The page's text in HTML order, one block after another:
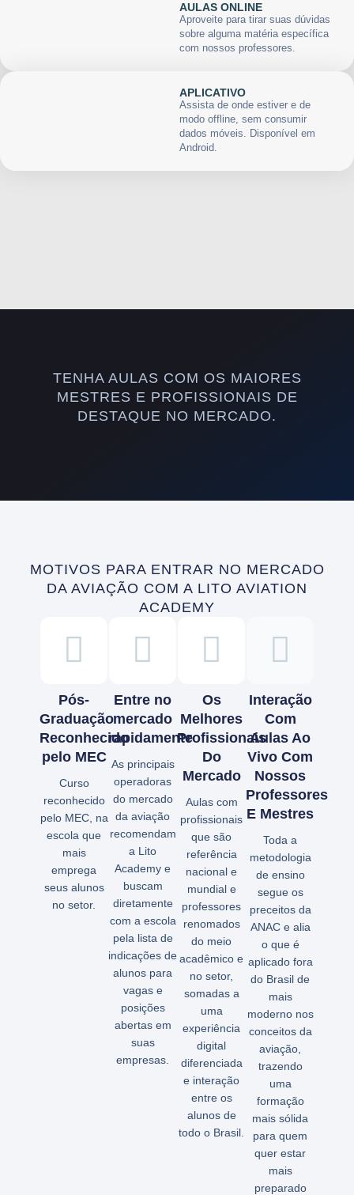
AULAS ONLINE
Aproveite para tirar suas dúvidas
sobre alguma matéria específica
com nossos professores.
APLICATIVO
Assista de onde estiver e de
modo offline, sem consumir
dados móveis. Disponível em
Android.
TENHA AULAS COM OS MAIORES
MESTRES E PROFISSIONAIS DE
DESTAQUE NO MERCADO.
MOTIVOS PARA ENTRAR NO MERCADO
DA AVIAÇÃO COM A LITO AVIATION
ACADEMY
Pós-
Graduação
Reconhecido
pelo MEC
Curso
reconhecido
pelo MEC, na
escola que
mais
emprega
seus alunos
no setor.
Entre no
mercado
rapidamente
As principais
operadoras
do mercado
da aviação
recomendam
a Lito
Academy e
buscam
diretamente
com a escola
pela lista de
indicações de
alunos para
vagas e
posições
abertas em
suas
empresas.
Os
Melhores
Profissionais
Do
Mercado
Aulas com
profissionais
que são
referência
nacional e
mundial e
professores
renomados
do meio
acadêmico e
no setor,
somadas a
uma
experiência
digital
diferenciada
e interação
entre os
alunos de
todo o Brasil.
Interação
Com
Aulas Ao
Vivo Com
Nossos
Professores
E Mestres
Toda a
metodologia
de ensino
segue os
preceitos da
ANAC e alia
o que é
aplicado fora
do Brasil de
mais
moderno nos
conceitos da
aviação,
trazendo
uma
formação
mais sólida
para quem
quer estar
mais
preparado